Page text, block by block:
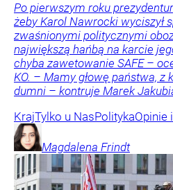
Po pierwszym roku
żeby Karol Nawrocki wyciszył
zwaśnionymi politycznymi
największą hańbą na karcie
chyba zawetowanie SAFE –
KO. – Mamy głowę państwa, z
dumni – kontruje Marek
KrajTylko u NasPolitykaOpinie
Magdalena Frindt